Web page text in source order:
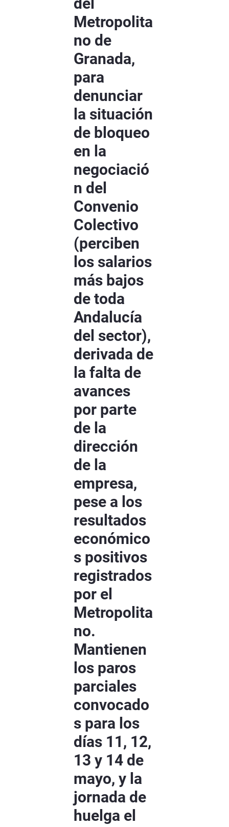
Metropolita
no de
Granada,
para
denunciar
la situación
de bloqueo
en la
negociació
n del
Convenio
Colectivo
(perciben
los salarios
más bajos
de toda
Andalucía
del sector),
derivada de
la falta de
avances
por parte
de la
dirección
de la
empresa,
pese a los
resultados
económico
s positivos
registrados
por el
Metropolita
no.
Mantienen
los paros
parciales
convocado
s para los
días 11, 12,
13 y 14 de
mayo, y la
jornada de
huelga el